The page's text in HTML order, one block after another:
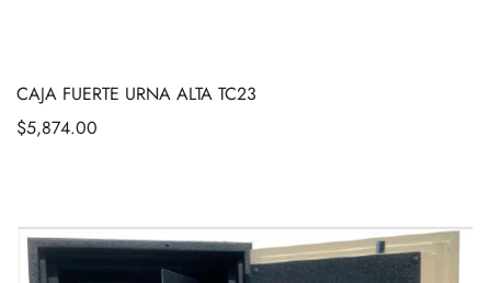
CAJA FUERTE URNA ALTA TC23
$5,874.00